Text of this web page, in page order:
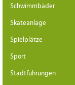
Schwimmbäder
Skateanlage
Spielplätze
Sport
Stadtführungen